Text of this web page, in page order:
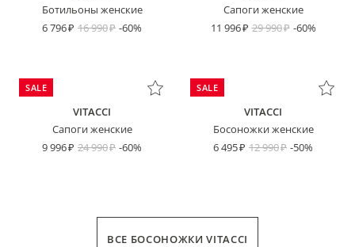
Ботильоны женские
6 796
16 990 -60%
Сапоги женские
11 996
29 990 -60%
SALE
VITACCI
Сапоги женские
9 996
24 990 -60%
SALE
VITACCI
Босоножки женские
6 495
12 990 -50%
ВСЕ БОСОНОЖКИ VITACCI